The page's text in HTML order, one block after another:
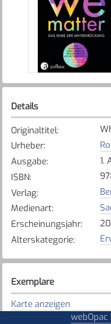
Details
Originaltitel:
Urheber:
Ausgabe:
1.
ISBN:
Verlag:
Medienart:
Erscheinungsjahr:
Alterskategorie:
Exemplare
Karte anzeigen
webOpac